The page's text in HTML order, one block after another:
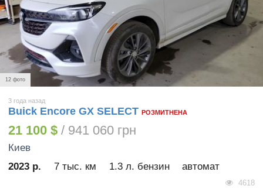
12 фото
3 года назад
Buick Encore GX SELECT РОЗМИТНЕНА
21 100 $ / 941 060 грн
Киев
2023 р.
7 тыс. км 1.3 л. бензин автомат
4618